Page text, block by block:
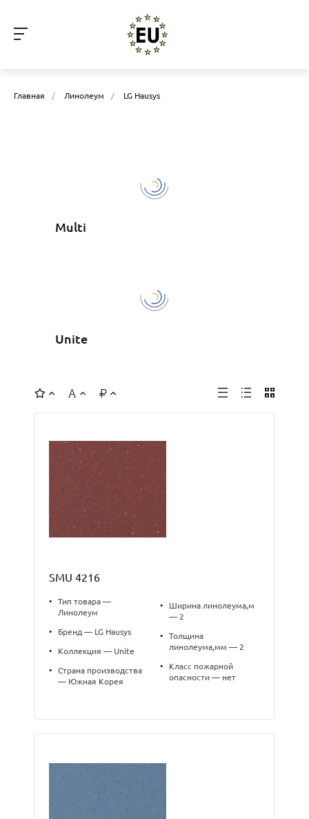
Главная / Линолеум / LG Hausys
Multi
Unite
SMU 4216
•
Тип товара —
Линолеум
• Бренд — LG Hausys
• Коллекция — Unite
•
Страна производства
— Южная Корея
•
Ширина линолеума,м
— 2
•
Толщина
линолеума,мм — 2
•
Класс пожарной
опасности — нет